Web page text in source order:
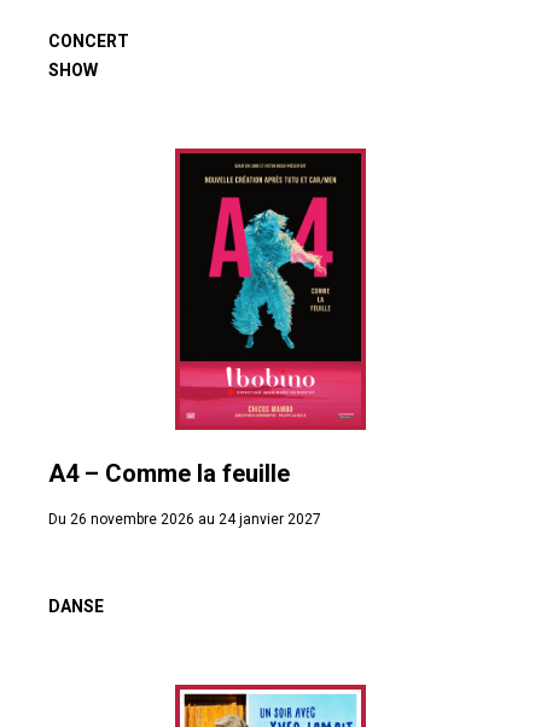
CONCERT
SHOW
A4 – Comme la feuille
Du 26 novembre 2026 au 24 janvier 2027
DANSE